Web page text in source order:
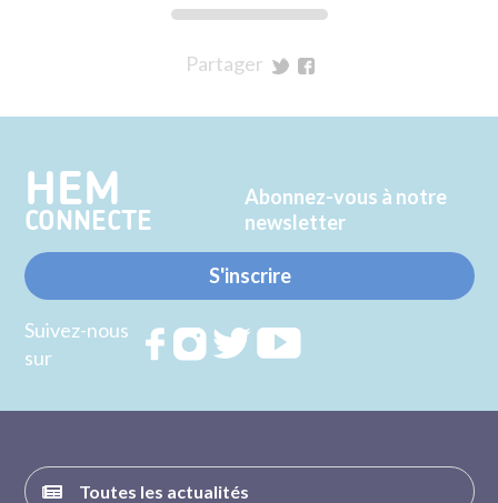
Partager
Twitter
Facebook
HEM
CONNECTE
Abonnez-vous à notre
newsletter
S'inscrire
Suivez-nous
sur
RejoignezRejoignezRejoignez
Toutes les actualités